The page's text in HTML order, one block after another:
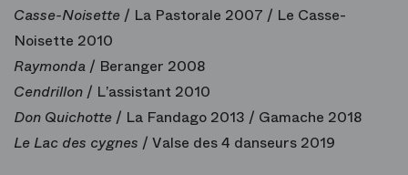
Casse-Noisette / La Pastorale 2007 / Le Casse-
Noisette 2010
Raymonda / Beranger 2008
Cendrillon / L’assistant 2010
Don Quichotte / La Fandago 2013 / Gamache 2018
Le Lac des cygnes / Valse des 4 danseurs 2019